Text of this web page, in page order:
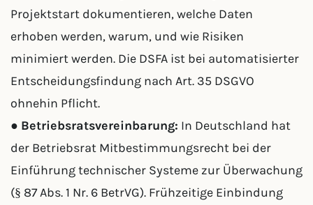
Projektstart dokumentieren, welche Daten
erhoben werden, warum, und wie Risiken
minimiert werden. Die DSFA ist bei automatisierter
Entscheidungsfindung nach Art. 35 DSGVO
ohnehin Pflicht.
● Betriebsratsvereinbarung: In Deutschland hat
der Betriebsrat Mitbestimmungsrecht bei der
Einführung technischer Systeme zur Überwachung
(§ 87 Abs. 1 Nr. 6 BetrVG). Frühzeitige Einbindung